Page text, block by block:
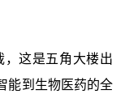
这是五角大楼出
能到生物医药的全